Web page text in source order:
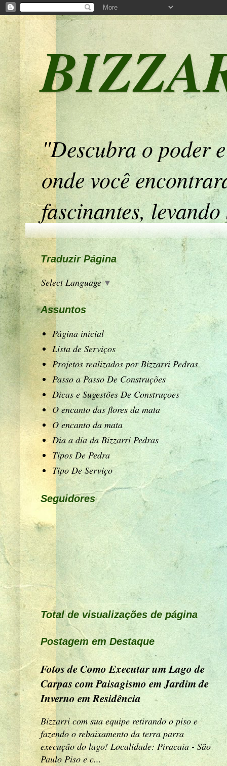
"Descubra o poder
onde você
fascinantes,
Traduzir Página
Select Language ▼
Assuntos
Página inicial
Lista de Serviços
Projetos realizados por Bizzarri Pedras
Passo a Passo De Construções
Dicas e Sugestões De Construçoes
O encanto das flores da mata
O encanto da mata
Dia a dia da Bizzarri Pedras
Tipos De Pedra
Tipo De Serviço
Seguidores
Total de visualizações de página
Postagem em Destaque
Fotos de Como Executar um Lago de
Carpas com Paisagismo em Jardim de
Inverno em Residência
Bizzarri com sua equipe retirando o piso e
fazendo o rebaixamento da terra parra
execução do lago! Localidade: Piracaia - São
Paulo Piso e c...